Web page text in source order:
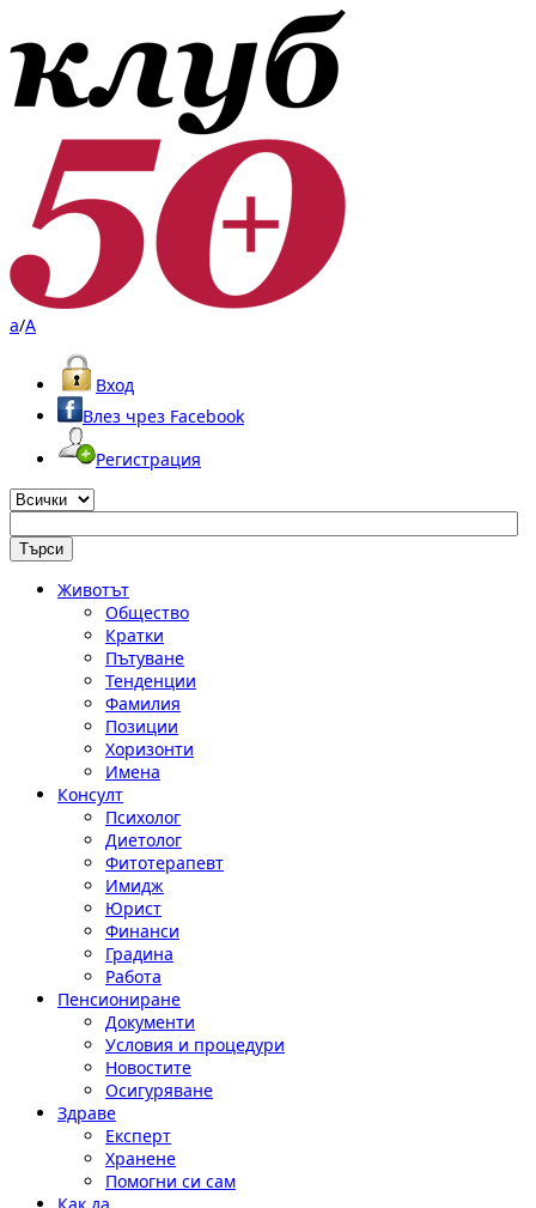
a/A
Вход
Влез чрез Facebook
Регистрация
Животът
Общество
Кратки
Пътуване
Тенденции
Фамилия
Позиции
Хоризонти
Имена
Консулт
Психолог
Диетолог
Фитотерапевт
Имидж
Юрист
Финанси
Градина
Работа
Пенсиониране
Документи
Условия и процедури
Новостите
Осигуряване
Здраве
Експерт
Хранене
Помогни си сам